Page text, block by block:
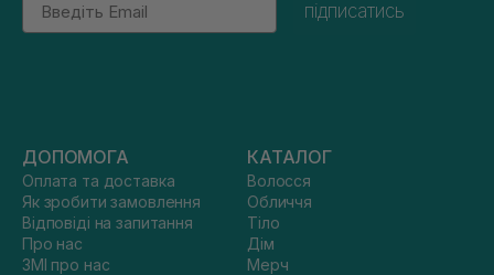
підписатись
ДОПОМОГА
Оплата та доставка
Як зробити замовлення
Відповіді на запитання
Про нас
ЗМІ про нас
КАТАЛОГ
Волосся
Обличчя
Тіло
Дім
Мерч